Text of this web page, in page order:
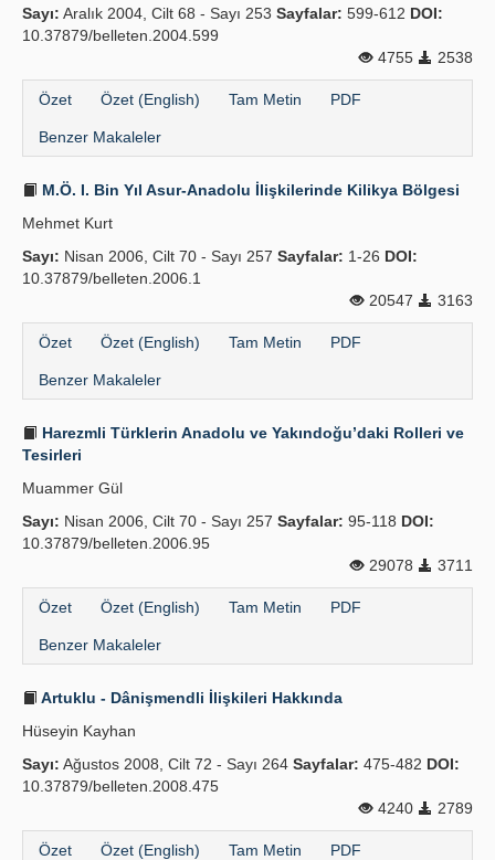
Sayı: Aralık 2004, Cilt 68 - Sayı 253 Sayfalar: 599-612 DOI:
10.37879/belleten.2004.599
4755
2538
Özet Özet (English) Tam Metin PDF
Benzer Makaleler
M.Ö. I. Bin Yıl Asur-Anadolu İlişkilerinde Kilikya Bölgesi
Mehmet Kurt
Sayı: Nisan 2006, Cilt 70 - Sayı 257 Sayfalar: 1-26 DOI:
10.37879/belleten.2006.1
20547
3163
Özet Özet (English) Tam Metin PDF
Benzer Makaleler
Harezmli Türklerin Anadolu ve Yakındoğu’daki Rolleri ve
Tesirleri
Muammer Gül
Sayı: Nisan 2006, Cilt 70 - Sayı 257 Sayfalar: 95-118 DOI:
10.37879/belleten.2006.95
29078
3711
Özet Özet (English) Tam Metin PDF
Benzer Makaleler
Artuklu - Dânişmendli İlişkileri Hakkında
Hüseyin Kayhan
Sayı: Ağustos 2008, Cilt 72 - Sayı 264 Sayfalar: 475-482 DOI:
10.37879/belleten.2008.475
4240
2789
Özet Özet (English) Tam Metin PDF